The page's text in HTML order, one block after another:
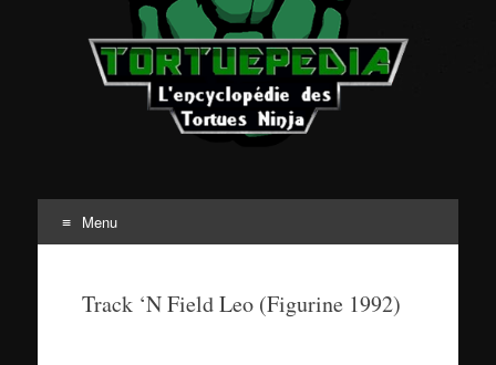
Menu
contenuTrack ‘N Field Leo (Figurine 1992)